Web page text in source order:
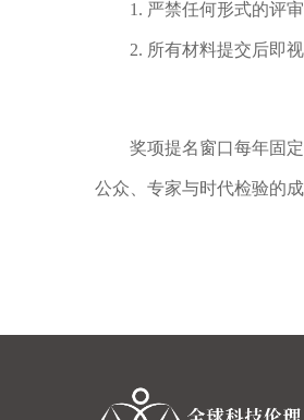
1. 严禁任何形式的评
2. 所有材料提交后即
奖项提名窗口每年固
公众、专家与时代检验的